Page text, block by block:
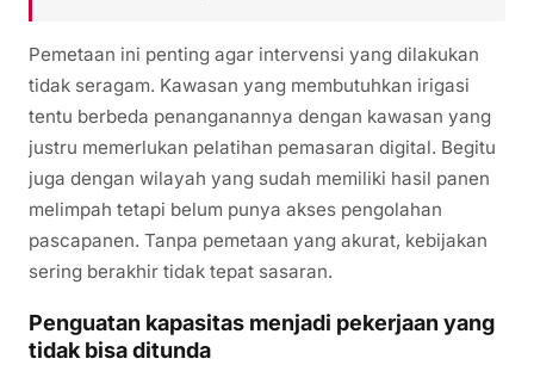
Pemetaan ini penting agar intervensi yang dilakukan
tidak seragam. Kawasan yang membutuhkan irigasi
tentu berbeda penanganannya dengan kawasan yang
justru memerlukan pelatihan pemasaran digital. Begitu
juga dengan wilayah yang sudah memiliki hasil panen
melimpah tetapi belum punya akses pengolahan
pascapanen. Tanpa pemetaan yang akurat, kebijakan
sering berakhir tidak tepat sasaran.
Penguatan kapasitas menjadi pekerjaan yang
tidak bisa ditunda